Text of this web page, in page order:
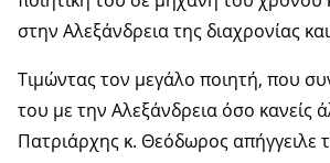
στην Αλεξάνδρεια της διαχρονίας
Τιμώντας τον μεγάλο ποιητή, που
του με την Αλεξάνδρεια όσο κανείς
Πατριάρχης κ. Θεόδωρος απήγγειλε